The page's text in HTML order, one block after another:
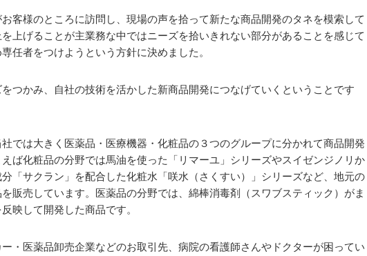
客様のところに訪問し、現場の声を拾って新たな商品開発のタネを模索して
上げることが主業務な中ではニーズを拾いきれない部分があることを感じて
任者をつけようという方針に決めました。
をつかみ、自社の技術を活かした新商品開発につなげていくということです
社では大きく医薬品・医療機器・化粧品の３つのグループに分かれて商品開発
ば化粧品の分野では馬油を使った「リマーユ」シリーズやスイゼンジノリか
「サクラン」を配合した化粧水「咲水（さくすい）」シリーズなど、地元の
販売しています。医薬品の分野では、綿棒消毒剤（スワブスティック）がま
映して開発した商品です。
・医薬品卸売企業などのお取引先、病院の看護師さんやドクターが困ってい